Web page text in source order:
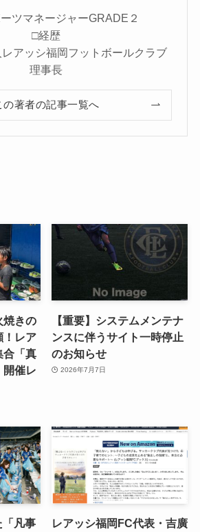
ツマネージャーGRADE２
□経歴
アッシ福岡フットボールクラブ
理事長
の著者の記事一覧へ
焼きの
！レア
合「真
開催レ
【重要】システムメンテナ
ンスに伴うサイト一時停止
のお知らせ
2026年7月7日
「凡事
レアッシ福岡FC代表・吉廣